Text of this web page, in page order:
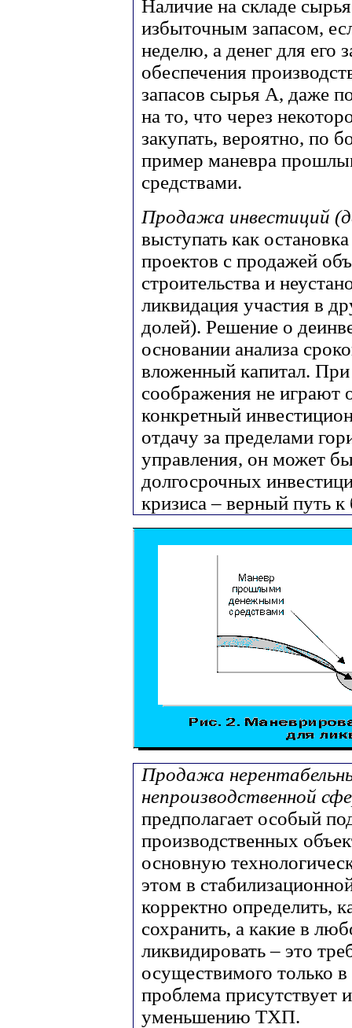
Наличие на складе
избыточным запасом,
неделю, а денег для его
обеспечения
запасов сырья А, даже
на то, что через
закупать, вероятно, по
пример маневра
средствами.
Продажа инвестиций
выступать как
проектов с продажей
строительства и
ликвидация участия в
долей). Решение о
основании анализа
вложенный капитал. При
соображения не играют
конкретный
отдачу за пределами
управления, он может
долгосрочных
кризиса – верный путь к
Продажа
непроизводственной
предполагает особый
производственных
основную
этом в
корректно определить,
сохранить, а какие в
ликвидировать – это
осуществимого только
проблема присутствует
уменьшению ТХП.